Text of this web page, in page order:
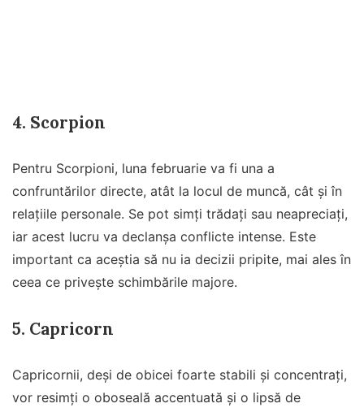
4. Scorpion
Pentru Scorpioni, luna februarie va fi una a
confruntărilor directe, atât la locul de muncă, cât și în
relațiile personale. Se pot simți trădați sau neapreciați,
iar acest lucru va declanșa conflicte intense. Este
important ca aceștia să nu ia decizii pripite, mai ales în
ceea ce privește schimbările majore.
5. Capricorn
Capricornii, deși de obicei foarte stabili și concentrați,
vor resimți o oboseală accentuată și o lipsă de